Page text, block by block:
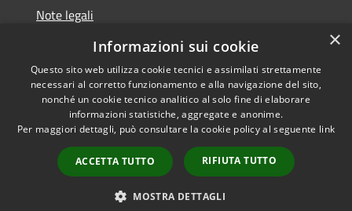
Note legali
Dichiarazione di accessibilità
Accessibilità
Copyright © 2026 • Comune di
Antegnate • Powered by
Municipium•
Accesso
redazione
×
Informazioni sui cookie
Questo sito web utilizza cookie tecnici e assimilati strettamente
necessari al corretto funzionamento e alla navigazione del sito,
nonché un cookie tecnico analitico al solo fine di elaborare
informazioni statistiche, aggregate e anonime.
Per maggiori dettagli, può consultare la cookie policy al seguente link
ACCETTA TUTTO RIFIUTA TUTTO
MOSTRA DETTAGLI